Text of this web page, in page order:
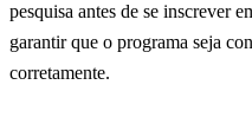
pesquisa antes de se inscrever
garantir que o programa seja
corretamente.